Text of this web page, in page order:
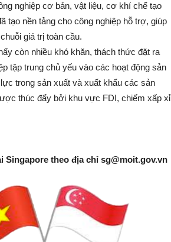
nghiệp cơ bản, vật liệu, cơ khí chế tạo
tạo nền tảng cho công nghiệp hỗ trợ, giúp
giá trị toàn cầu.
còn nhiều khó khăn, thách thức đặt ra
tập trung chủ yếu vào các hoạt động sản
trong sản xuất và xuất khẩu các sản
thúc đẩy bởi khu vực FDI, chiếm xấp xỉ
Singapore theo địa chỉ sg@moit.gov.vn